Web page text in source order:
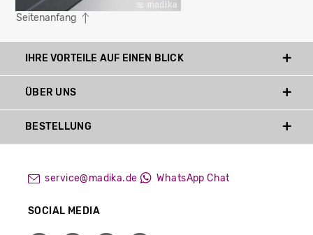
Seitenanfang
IHRE VORTEILE AUF EINEN BLICK
service@madika.de WhatsApp Chat
SOCIAL MEDIA
ÜBER UNS
BESTELLUNG